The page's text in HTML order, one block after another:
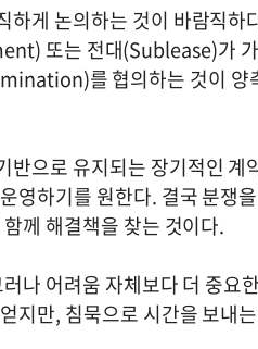
게 논의하는 것이 바람직하
또는 전대(Sublease)가
를 협의하는 것이 양
으로 유지되는 장기적인 계
영하기를 원한다. 결국 분쟁
께 해결책을 찾는 것이다.
나 어려움 자체보다 더 중요
지만, 침묵으로 시간을 보내